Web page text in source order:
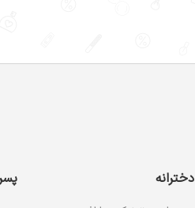
دخترانه